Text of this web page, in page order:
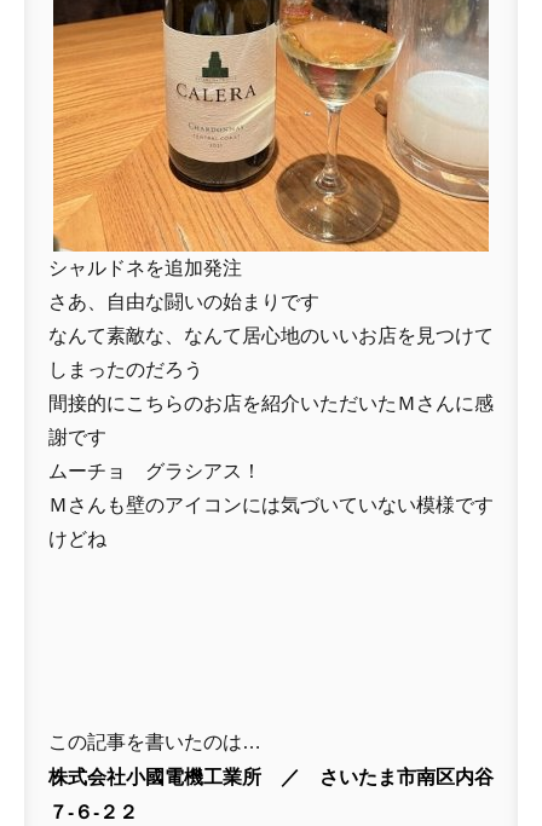
シャルドネを追加発注
さあ、自由な闘いの始まりです
なんて素敵な、なんて居心地のいいお店を見つけて
しまったのだろう
間接的にこちらのお店を紹介いただいたＭさんに感
謝です
ムーチョ グラシアス！
Ｍさんも壁のアイコンには気づいていない模様です
けどね
この記事を書いたのは…
株式会社小國電機工業所 ／ さいたま市南区内谷
７-６-２２